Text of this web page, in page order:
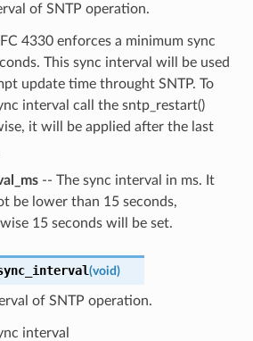
of SNTP operation.
4330 enforces a minimum sync
This sync interval will be used
update time throught SNTP. To
interval call the sntp_restart()
it will be applied after the last
-- The sync interval in ms. It
be lower than 15 seconds,
15 seconds will be set.
(void)
of SNTP operation.
interval